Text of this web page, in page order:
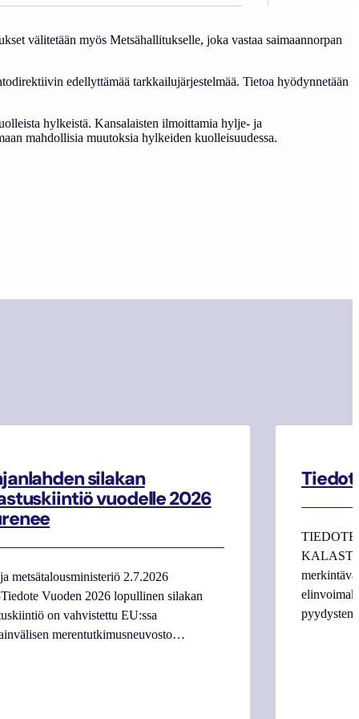
välitetään myös Metsähallitukselle, joka vastaa saimaannorpan
edellyttämää tarkkailujärjestelmää. Tietoa hyödynnetään
hylkeistä. Kansalaisten ilmoittamia hylje- ja
mahdollisia muutoksia hylkeiden kuolleisuudessa.
silakan
vuodelle 2026
metsätalousministeriö 2.7.2026
Vuoden 2026 lopullinen silakan
on vahvistettu EU:ssa
merentutkimusneuvosto…
pyydysten